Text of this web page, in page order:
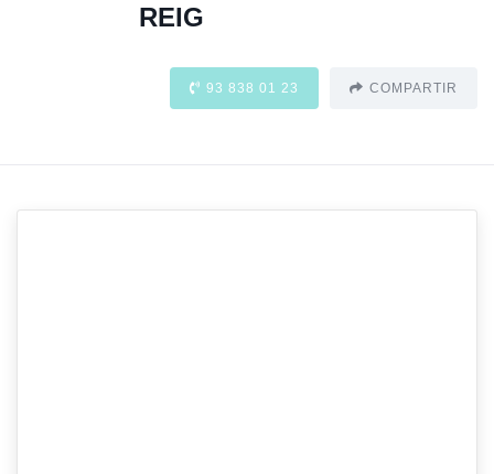
REIG
93 838 01 23 COMPARTIR